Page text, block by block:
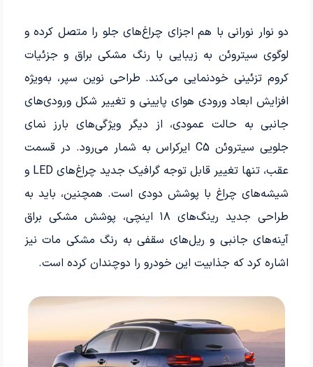
دو نوار نورانی با هم اجزای چراغ‌های جلو را متصل کرده و
لوگوی سیتروئن به زیبایی با رنگ مشکی براق و جزئیات
کروم تزئینی خودنمایی می‌کند. طراحی نوین سپر، به‌ویژه
افزایش ابعاد ورودی هوای پایینی و تغییر شکل ورودی‌های
جانبی به حالت عمودی، از دیگر ویژگی‌های بارز نمای
جلویی سیتروئن C5 ایرکراس به شمار می‌رود. در قسمت
عقب، تنها تغییر قابل توجه گرافیک جدید چراغ‌های LED و
شیشه‌های چراغ با پوشش دودی است. همچنین، باید به
طراحی جدید رینگ‌های ۱۸ اینچی، پوشش مشکی براق
آینه‌های جانبی و ریل‌های سقفی به رنگ مشکی مات نیز
اشاره کرد که جذابیت این خودرو را دوچندان کرده است.